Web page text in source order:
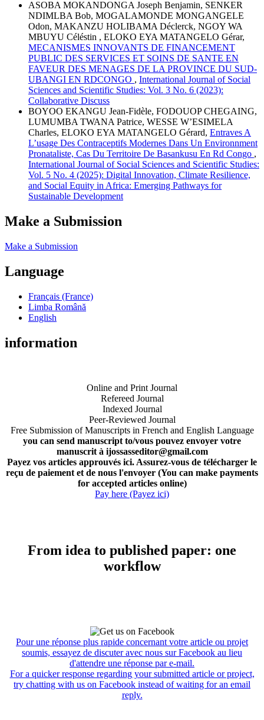
ASOBA MOKANDONGA Joseph Benjamin, SENKER
NDIMLBA Bob, MOGALAMONDE MONGANGELE
Odon, MAKANZU HOLIBAMA Déclerck, NGOY WA
MBUYU Céléstin , ELOKO EYA MATANGELO Gérar,
MECANISMES INNOVANTS DE FINANCEMENT
PUBLIC DES SERVICES ET SOINS DE SANTE EN
FAVEUR DES MENAGES DE LA PROVINCE DU SUD-
UBANGI EN RDCONGO , International Journal of Social
Sciences and Scientific Studies: Vol. 3 No. 6 (2023):
Collaborative Discuss
BOYOO EKANGU Jean-Fidèle, FODOUOP CHEGAING,
LUMUMBA TWANA Patrice, WESSE W’ESIMELA
Charles, ELOKO EYA MATANGELO Gérard, Entraves A
L’usage Des Contraceptifs Modernes Dans Un Environnment
Pronataliste, Cas Du Territoire De Basankusu En Rd Congo ,
International Journal of Social Sciences and Scientific Studies:
Vol. 5 No. 4 (2025): Digital Innovation, Climate Resilience,
and Social Equity in Africa: Emerging Pathways for
Sustainable Development
Make a Submission
Make a Submission
Language
Français (France)
Limba Română
English
information
Online and Print Journal
Refereed Journal
Indexed Journal
Peer-Reviewed Journal
Free Submission of Manuscripts in French and English Language
you can send manuscript to/vous pouvez envoyer votre
manuscrit à ijossasseditor@gmail.com
Payez vos articles approuvés ici. Assurez-vous de télécharger le
reçu de paiement et de nous l'envoyer (You can make payments
for accepted articles online)
Pay here (Payez ici)
From idea to published paper: one
workflow
Pour une réponse plus rapide concernant votre article ou projet
soumis, essayez de discuter avec nous sur Facebook au lieu
d'attendre une réponse par e-mail.
For a quicker response regarding your submitted article or project,
try chatting with us on Facebook instead of waiting for an email
reply.